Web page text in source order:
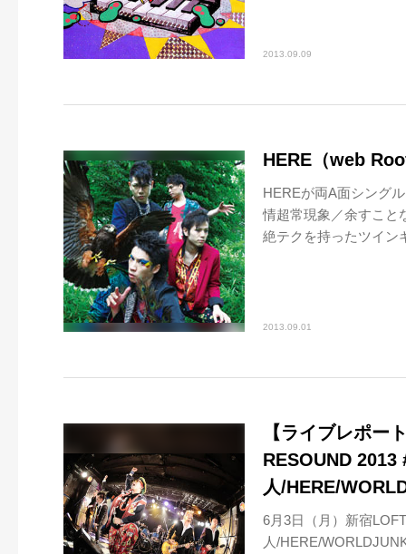
2013.09.09
HERE（web
HEREが両A面シング
情超常現象／余すこと
絶テクを持ったツイン
2013.09.01
【ライブレポー
RESOUND
人/HERE/
6月3日（月）新宿
人/HERE/